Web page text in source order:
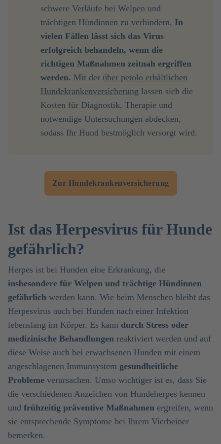
schwere Verläufe bei Welpen und
trächtigen Hündinnen zu verhindern. In
vielen Fällen lässt sich das Virus
erfolgreich behandeln, wenn die
richtigen Maßnahmen zeitnah ergriffen
werden. Mit der über petolo erhältlichen
Hundekrankenversicherung lassen sich die
Kosten für Diagnostik, Therapie und
notwendige Untersuchungen abdecken,
sodass Ihr Hund bestmöglich versorgt wird.
Zur Hundekrankenversicherung
Ist das Herpesvirus für Hunde
gefährlich?
Herpes ist bei Hunden eine Erkrankung, die
insbesondere für Welpen und trächtige Hündinnen
gefährlich werden kann. Wie beim Menschen bleibt das
Herpesvirus auch bei Hunden nach einer Infektion
lebenslang im Körper. Es kann durch Stress oder
medizinische Behandlungen reaktiviert werden und auf
diese Weise auch bei erwachsenen Hunden mit einem
angeschlagenen Immunsystem gesundheitliche
Probleme verursachen. Umso wichtiger ist es, dass Sie
die verschiedenen Anzeichen von Hundeherpes kennen
und frühzeitig präventive Maßnahmen ergreifen, wenn
sie entsprechende Symptome bei Ihrem Vierbeiner
bemerken.